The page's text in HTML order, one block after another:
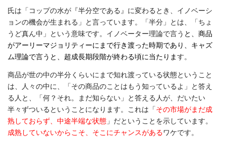
氏は「コップの水が『半分空である』に変わるとき、イノベーシ
ョンの機会が生まれる」と言っています。「半分」とは、「ちょ
うど真ん中」という意味です。イノベーター理論で言う と、商品
がアーリーマジョリティーにまで行き渡った時期であり、キャズ
ム理論で言うと、超成長期段階が終わる頃に当たります。
商品が世の中の半分くらいにまで知れ渡っている状態ということ
は、人々の中に、「その商品のことはもう知っているよ」と答え
る人と、「何？それ。まだ知らない」と答える人が、だいたい
半々ずついるということになります。これは「その市場がまだ成
熟しておらず、中途半端な状態 」だということを示しています。
成熟していないからこそ、そこにチャンスがあるワケです。